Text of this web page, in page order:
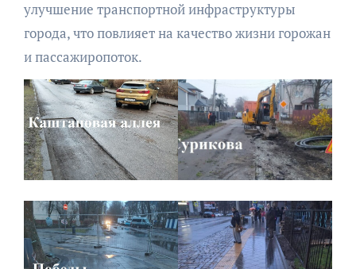
улучшение транспортной инфраструктуры
города, что повлияет на качество жизни горожан
и пассажиропоток.